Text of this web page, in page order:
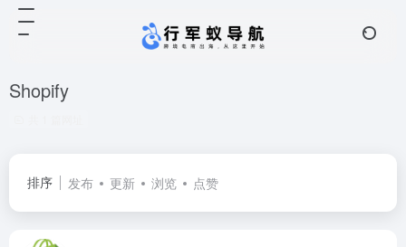
Shopify
排序 发布 更新 浏览 点赞